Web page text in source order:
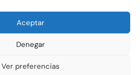
Aceptar
Denegar
Ver preferencias
3 y 4 C.P: 28047 - Madrid